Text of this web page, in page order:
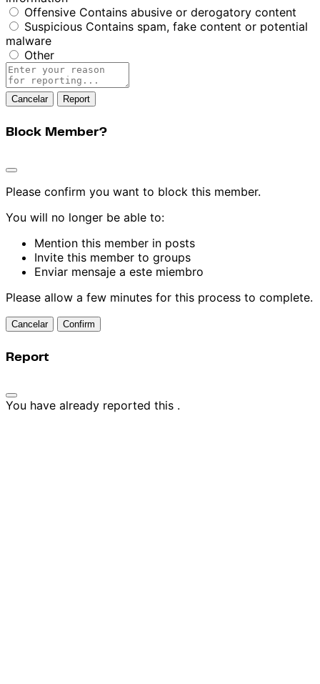
Offensive Contains abusive or derogatory content
Suspicious Contains spam, fake content or potential
malware
Other
Report
note
Report
Block Member?
Please confirm you want to block this member.
You will no longer be able to:
Mention this member in posts
Invite this member to groups
Enviar mensaje a este miembro
Please allow a few minutes for this process to complete.
Confirm
Report
You have already reported this .